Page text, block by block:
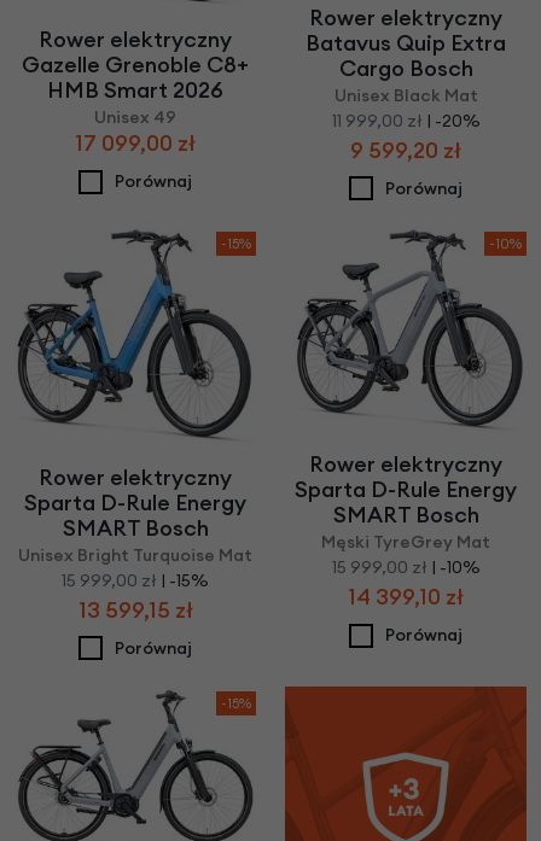
Rower elektryczny
Gazelle Grenoble C8+
HMB Smart 2026
Unisex 49
17 099,00 zł
Porównaj
Rower elektryczny
Batavus Quip Extra
Cargo Bosch
Unisex Black Mat
11 999,00 zł | -20%
9 599,20 zł
Porównaj
-15%
Rower elektryczny
Sparta D-Rule Energy
SMART Bosch
Unisex Bright Turquoise Mat
15 999,00 zł | -15%
13 599,15 zł
Porównaj
-10%
Rower elektryczny
Sparta D-Rule Energy
SMART Bosch
Męski TyreGrey Mat
15 999,00 zł | -10%
14 399,10 zł
Porównaj
-15%